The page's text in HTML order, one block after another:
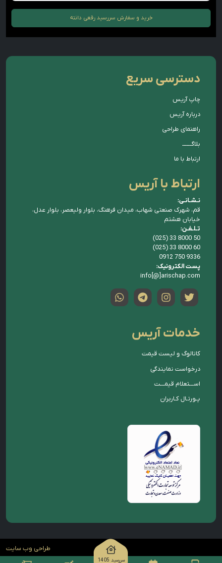
خرید و سفارش سررسید رقعی دانته
دسترسی سریع
چاپ آریس
درباره آریس
راهنمای طراحی
بلاگــــــ
ارتباط با ما
ارتباط با آریس
نـشـانـی:
قم، شهرک صنعتی شهاب، میدان فرهنگ، بلوار ولیعصر، بلوار عدل،
خیابان هشتم
تـلـفـن:
(025) 33 8000 50
(025) 33 8000 60
0912 750 9336
پست الکترونیک:
info[@]arischap.com
خدمات آریس
کاتالوگ و لیست قیمت
درخواست نمایندگی
اســـتعلام قیمـــت
پـورتـال کـاربران
سررسید 1405
طراحی وب سایت